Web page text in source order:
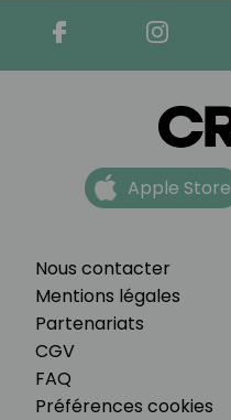
Nous contacter
Mentions légales
Partenariats
CGV
FAQ
Préférences cookies
Apple Store